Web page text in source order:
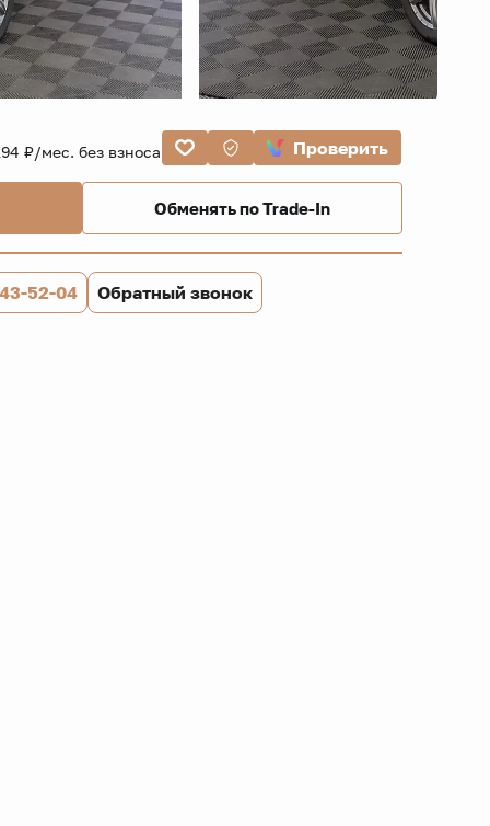
₽/мес. без взноса Проверить
Обменять по Trade-In
52-04 Обратный звонок